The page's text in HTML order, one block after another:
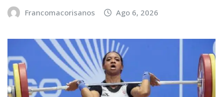
Francomacorisanos Ago 6, 2026